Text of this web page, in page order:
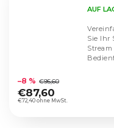
durchschnittliche
Produktbewertung
ist
AUF
€72,40 ohne MwSt.
–8 % €95,60
€87,60
Sie Ihr